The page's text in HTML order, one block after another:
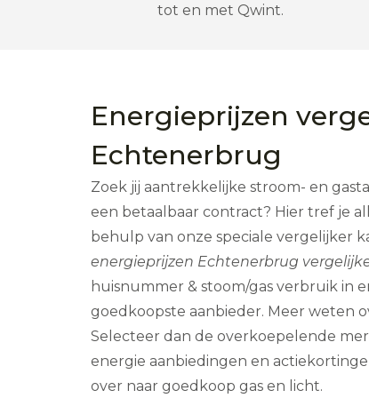
tot en met Qwint.
Energieprijzen
Echtenerbrug
Zoek jij aantrekkelijke stroom- en
een betaalbaar contract? Hier tref je
behulp van onze speciale vergelijker
energieprijzen Echtenerbrug
huisnummer & stoom/gas verbruik in
goedkoopste aanbieder. Meer weten
Selecteer dan de overkoepelende
energie aanbiedingen en
over naar goedkoop gas en licht.